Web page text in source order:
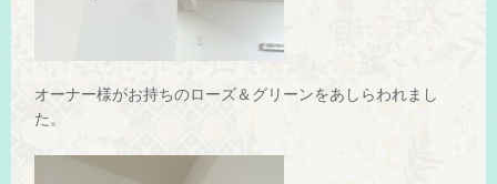
オーナー様がお持ちのローズ＆グリーンをあしらわれまし
た。